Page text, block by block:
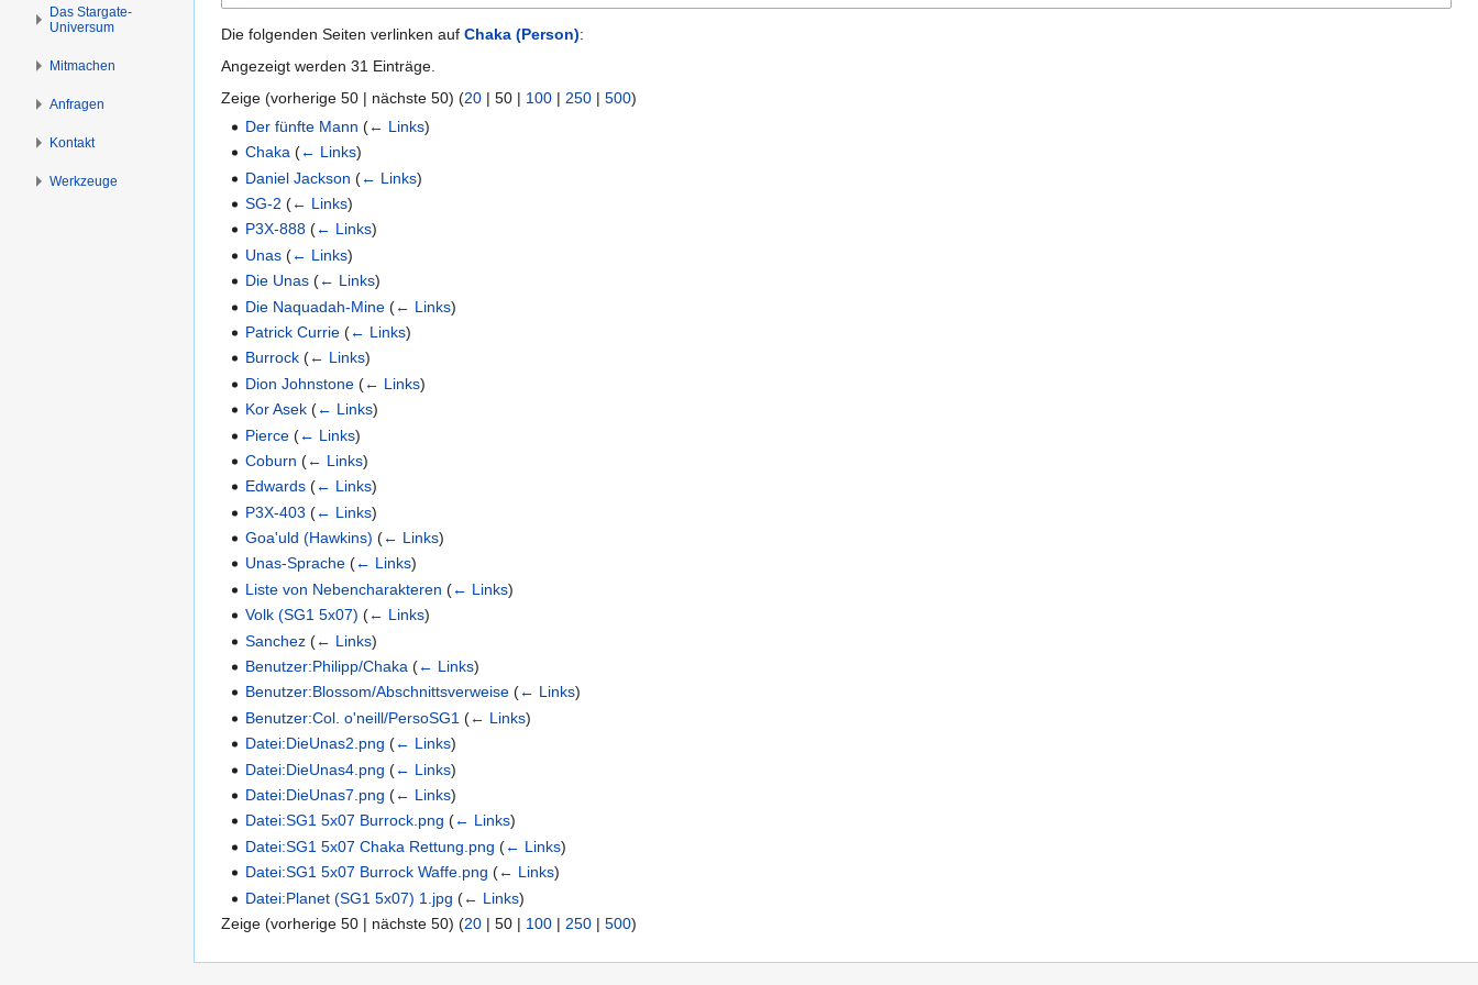
n
s
r
i
n
g
n
Die folgenden Seiten verlinken auf Chaka (Person):
Angezeigt werden 31 Einträge.
Zeige (vorherige 50 | nächste 50) (20 | 50 | 100 | 250 | 500)
Der fünfte Mann (← Links)
Chaka (← Links)
Daniel Jackson (← Links)
SG-2 (← Links)
P3X-888 (← Links)
Unas (← Links)
Die Unas (← Links)
Die Naquadah-Mine (← Links)
Patrick Currie (← Links)
Burrock (← Links)
Dion Johnstone (← Links)
Kor Asek (← Links)
Pierce (← Links)
Coburn (← Links)
Edwards (← Links)
P3X-403 (← Links)
Goa'uld (Hawkins) (← Links)
Unas-Sprache (← Links)
Liste von Nebencharakteren (← Links)
Volk (SG1 5x07) (← Links)
Sanchez (← Links)
Benutzer:Philipp/Chaka (← Links)
Benutzer:Blossom/Abschnittsverweise (← Links)
Benutzer:Col. o'neill/PersoSG1 (← Links)
Datei:DieUnas2.png (← Links)
Datei:DieUnas4.png (← Links)
Datei:DieUnas7.png (← Links)
Datei:SG1 5x07 Burrock.png (← Links)
Datei:SG1 5x07 Chaka Rettung.png (← Links)
Datei:SG1 5x07 Burrock Waffe.png (← Links)
Datei:Planet (SG1 5x07) 1.jpg (← Links)
Zeige (vorherige 50 | nächste 50) (20 | 50 | 100 | 250 | 500)
Das Stargate-
Universum
Mitmachen
Anfragen
Kontakt
Werkzeuge